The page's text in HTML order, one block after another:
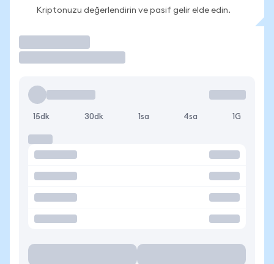
Kriptonuzu değerlendirin ve pasif gelir elde edin.
15dk 30dk 1sa 4sa 1G